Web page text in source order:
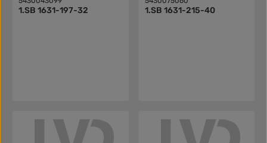
1.SB 1631-197-32 1.SB 1631-215-40